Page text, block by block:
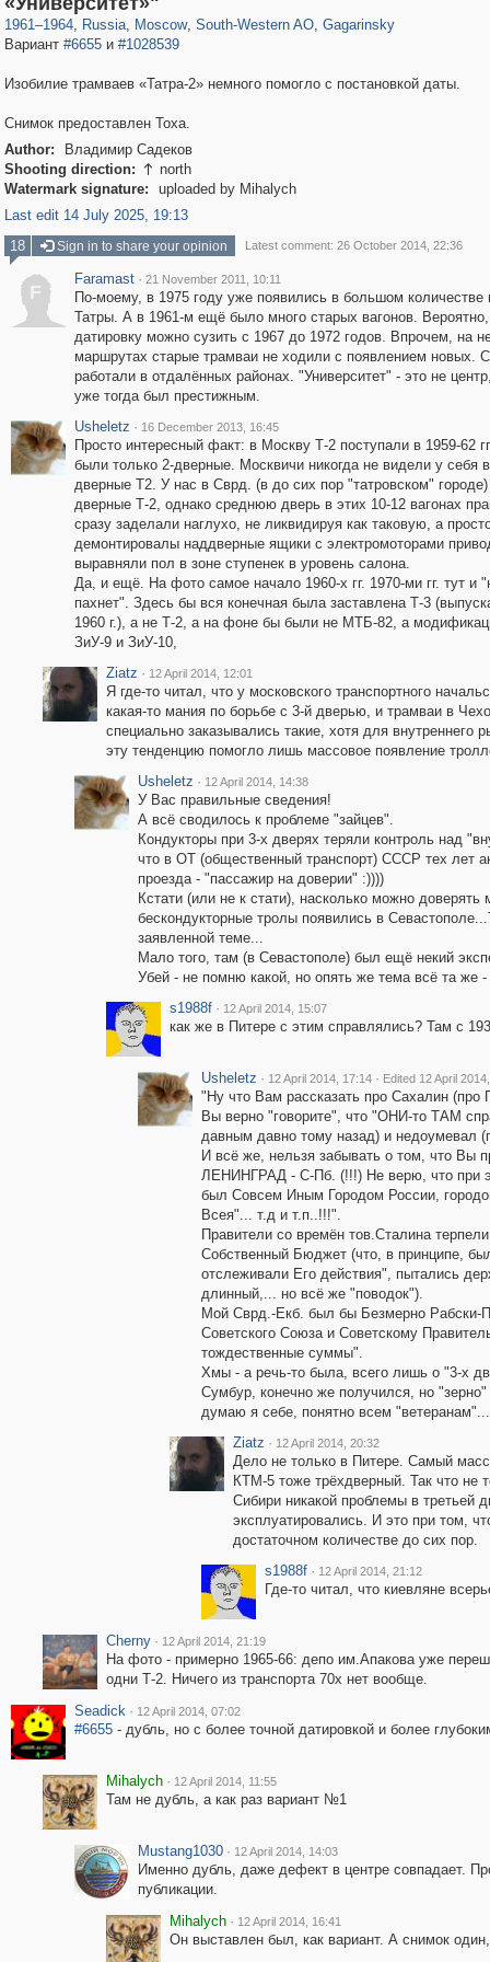
1961–1964, Russia, Moscow, South-Western AO, Gagarinsky
Вариант #6655и #1028539
Изобилие трамваев «Татра-2» немного помогло с постановкой даты.
Снимок предоставлен Toxa.
Author:
Владимир Садеков
Shooting direction:  north
Watermark signature:
uploaded by Mihalych
Last edit 14 July 2025, 19:13
18
Sign in to share your opinion Latest comment: 26 October 2014, 22:36
F
Faramast · 21 November 2011, 10:11
По-моему, в 1975 году уже появились в большом количестве
Татры. А в 1961-м ещё было много старых вагонов. Вероятно,
датировку можно сузить с 1967 до 1972 годов. Впрочем, на
маршрутах старые трамваи не ходили с появлением новых.
работали в отдалённых районах. "Университет" - это не
уже тогда был престижным.
Usheletz · 16 December 2013, 16:45
Просто интересный факт: в Москву Т-2 поступали в 1959-62
были только 2-дверные. Москвичи никогда не видели у себя
дверные Т2. У нас в Сврд. (в до сих пор "татровском"
дверные Т-2, однако среднюю дверь в этих 10-12 вагонах
сразу заделали наглухо, не ликвидируя как таковую, а
демонтировалы наддверные ящики с электромоторами
выравняли пол в зоне ступенек в уровень салона.
Да, и ещё. На фото самое начало 1960-х гг. 1970-ми гг. тут и
пахнет". Здесь бы вся конечная была заставлена Т-3
1960 г.), а не Т-2, а на фоне бы были не МТБ-82, а
ЗиУ-9 и ЗиУ-10,
Ziatz · 12 April 2014, 12:01
Я где-то читал, что у московского транспортного
какая-то мания по борьбе с 3-й дверью, и трамваи в
специально заказывались такие, хотя для
эту тенденцию помогло лишь массовое появление
Usheletz · 12 April 2014, 14:38
У Вас правильные сведения!
А всё сводилось к проблеме "зайцев".
Кондукторы при 3-х дверях теряли контроль над
что в ОТ (общественный транспорт) СССР тех лет
проезда - "пассажир на доверии" :))))
Кстати (или не к стати), насколько можно
бескондукторные тролы появились в
заявленной теме...
Мало того, там (в Севастополе) был ещё некий
Убей - не помню какой, но опять же тема всё та же
s1988f · 12 April 2014, 15:07
как же в Питере с этим справлялись? Там с
Usheletz · 12 April 2014, 17:14 · Edited 12 April
"Ну что Вам рассказать про Сахалин (про
Вы верно "говорите", что "ОНИ-то ТАМ
давным давно тому назад) и недоумевал
И всё же, нельзя забывать о том, что Вы
ЛЕНИНГРАД - С-Пб. (!!!) Не верю, что при
был Совсем Иным Городом России,
Всея"... т.д и т.п..!!!".
Правители со времён тов.Сталина
Собственный Бюджет (что, в принципе,
отслеживали Его действия", пытались
длинный,... но всё же "поводок").
Мой Сврд.-Екб. был бы Безмерно Рабски-
Советского Союза и Советскому
тождественные суммы".
Хмы - а речь-то была, всего лишь о "3-х
Сумбур, конечно же получился, но
думаю я себе, понятно всем
Ziatz · 12 April 2014, 20:32
Дело не только в Питере. Самый
КТМ-5 тоже трёхдверный. Так что не
Сибири никакой проблемы в третьей
эксплуатировались. И это при том,
достаточном количестве до сих пор.
s1988f · 12 April 2014, 21:12
Где-то читал, что киевляне
Cherny · 12 April 2014, 21:19
На фото - примерно 1965-66: депо им.Апакова уже
одни Т-2. Ничего из транспорта 70х нет вообще.
Seadick · 12 April 2014, 07:02
#6655- дубль, но с более точной датировкой и более
Mihalych · 12 April 2014, 11:55
Там не дубль, а как раз вариант №1
Mustang1030 · 12 April 2014, 14:03
Именно дубль, даже дефект в центре совпадает.
публикации.
Mihalych · 12 April 2014, 16:41
Он выставлен был, как вариант. А снимок